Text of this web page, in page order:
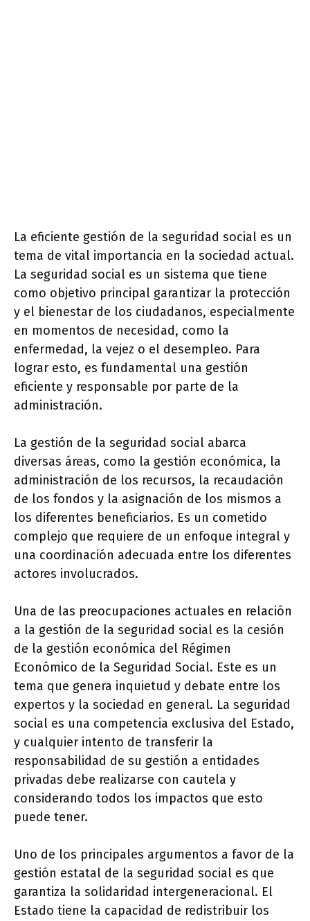
La eficiente gestión de la seguridad social es un
tema de vital importancia en la sociedad actual.
La seguridad social es un sistema que tiene
como objetivo principal garantizar la protección
y el bienestar de los ciudadanos, especialmente
en momentos de necesidad, como la
enfermedad, la vejez o el desempleo. Para
lograr esto, es fundamental una gestión
eficiente y responsable por parte de la
administración.
La gestión de la seguridad social abarca
diversas áreas, como la gestión económica, la
administración de los recursos, la recaudación
de los fondos y la asignación de los mismos a
los diferentes beneficiarios. Es un cometido
complejo que requiere de un enfoque integral y
una coordinación adecuada entre los diferentes
actores involucrados.
Una de las preocupaciones actuales en relación
a la gestión de la seguridad social es la cesión
de la gestión económica del Régimen
Económico de la Seguridad Social. Este es un
tema que genera inquietud y debate entre los
expertos y la sociedad en general. La seguridad
social es una competencia exclusiva del Estado,
y cualquier intento de transferir la
responsabilidad de su gestión a entidades
privadas debe realizarse con cautela y
considerando todos los impactos que esto
puede tener.
Uno de los principales argumentos a favor de la
gestión estatal de la seguridad social es que
garantiza la solidaridad intergeneracional. El
Estado tiene la capacidad de redistribuir los